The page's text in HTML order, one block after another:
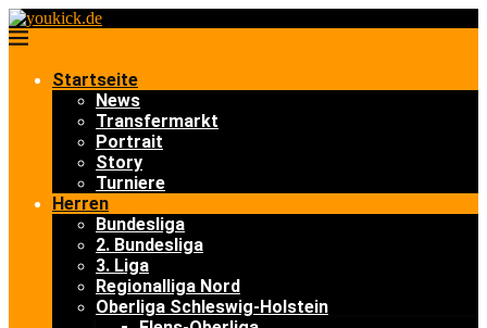
Startseite
News
Transfermarkt
Portrait
Story
Turniere
Herren
Bundesliga
2. Bundesliga
3. Liga
Regionalliga Nord
Oberliga Schleswig-Holstein